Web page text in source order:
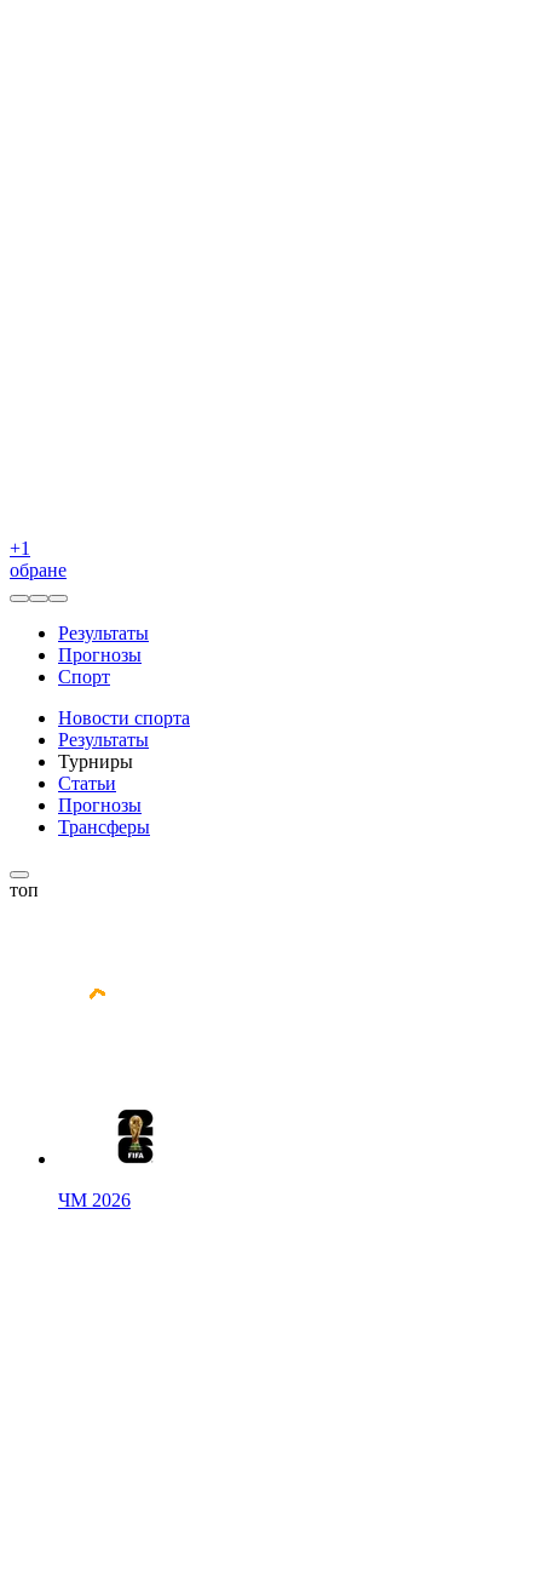
+1
обране
Результаты
Прогнозы
Спорт
Новости спорта
Результаты
Турниры
Статьи
Прогнозы
Трансферы
топ
ЧМ 2026